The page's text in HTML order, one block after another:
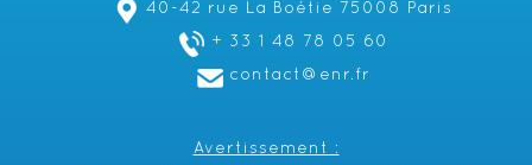
40-42 rue La Boétie 75008 Paris
+ 33 1 48 78 05 60
contact@enr.fr
Avertissement :